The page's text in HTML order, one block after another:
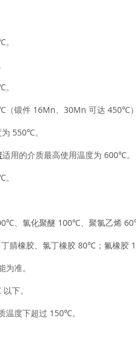
（锻件 16Mn、30Mn 可达 450℃）
550℃。
适用的介质最高使用温度为 600℃。
、氯化聚醚 100℃、聚氯乙烯
腈橡胶、氯丁橡胶 80℃；氟橡胶
准。
下。
温度下超过 150℃。